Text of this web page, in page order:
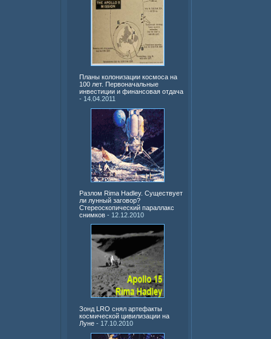
Планы колонизации космоса на
100 лет. Первоначальные
инвестиции и финансовая отдача
- 14.04.2011
Разлом Rima Hadley. Существует
ли лунный заговор?
Стереоскопический параллакс
снимков - 12.12.2010
Зонд LRO снял артефакты
космической цивилизации на
Луне - 17.10.2010